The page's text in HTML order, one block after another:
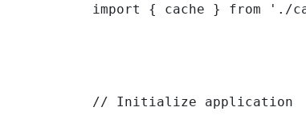
import { cache } from './
// Initialize application